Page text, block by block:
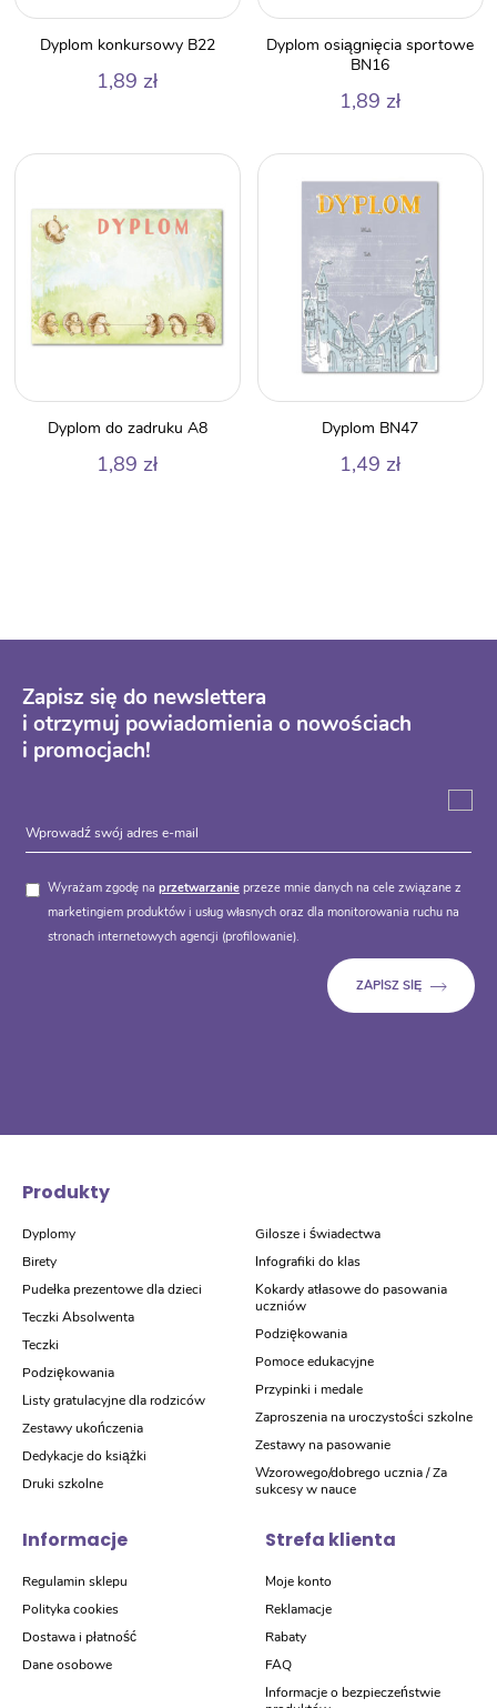
Dyplom konkursowy B22
1,89 zł
Dyplom osiągnięcia sportowe
BN16
1,89 zł
Dyplom do zadruku A8
1,89 zł
Dyplom BN47
1,49 zł
Zapisz się do newslettera
i otrzymuj powiadomienia o nowościach
i promocjach!
Wyrażam zgodę na przetwarzanie przeze mnie danych na cele związane z
marketingiem produktów i usług własnych oraz dla monitorowania ruchu na
stronach internetowych agencji (profilowanie).
Produkty
Dyplomy
Birety
Pudełka prezentowe dla dzieci
Teczki Absolwenta
Teczki
Podziękowania
Listy gratulacyjne dla rodziców
Zestawy ukończenia
Dedykacje do książki
Druki szkolne
Gilosze i świadectwa
Infografiki do klas
Kokardy atłasowe do pasowania
uczniów
Podziękowania
Pomoce edukacyjne
Przypinki i medale
Zaproszenia na uroczystości szkolne
Zestawy na pasowanie
Wzorowego/dobrego ucznia / Za
sukcesy w nauce
Informacje
Regulamin sklepu
Polityka cookies
Dostawa i płatność
Dane osobowe
Strefa klienta
Moje konto
Reklamacje
Rabaty
FAQ
Informacje o bezpieczeństwie